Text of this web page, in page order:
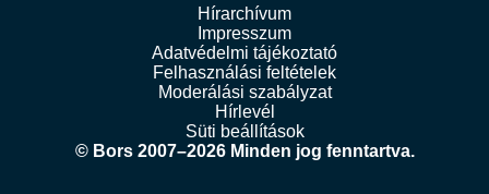
Hírarchívum
Impresszum
Adatvédelmi tájékoztató
Felhasználási feltételek
Moderálási szabályzat
Hírlevél
Süti beállítások
© Bors 2007–2026 Minden jog fenntartva.